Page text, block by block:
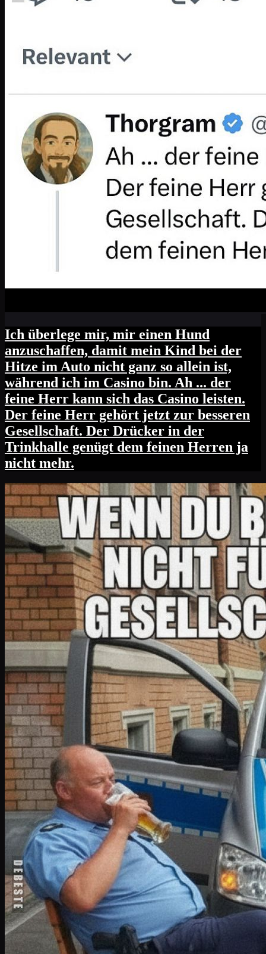
Ich überlege mir, mir einen Hund
anzuschaffen, damit mein Kind bei der
Hitze im Auto nicht ganz so allein ist,
während ich im Casino bin. Ah ... der
feine Herr kann sich das Casino leisten.
Der feine Herr gehört jetzt zur besseren
Gesellschaft. Der Drücker in der
Trinkhalle genügt dem feinen Herren ja
nicht mehr.